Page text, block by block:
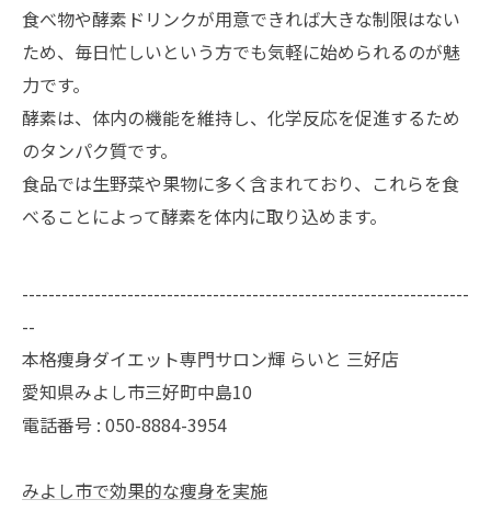
食べ物や酵素ドリンクが用意できれば大きな制限はない
ため、毎日忙しいという方でも気軽に始められるのが魅
力です。
酵素は、体内の機能を維持し、化学反応を促進するため
のタンパク質です。
食品では生野菜や果物に多く含まれており、これらを食
べることによって酵素を体内に取り込めます。
--------------------------------------------------------------------
--
本格痩身ダイエット専門サロン輝 らいと 三好店
愛知県みよし市三好町中島10
電話番号 : 050-8884-3954
みよし市で効果的な痩身を実施